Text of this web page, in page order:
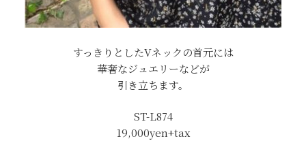
すっきりとしたVネックの首元には
華奢なジュエリーなどが
引き立ちます。
ST-L874
19,000yen+tax